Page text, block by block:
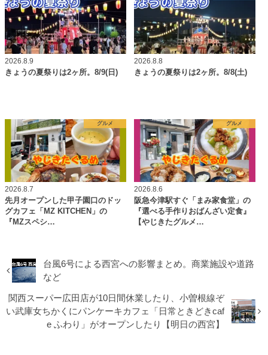
2026.8.9
きょうの夏祭りは2ヶ所。8/9(日)
2026.8.8
きょうの夏祭りは2ヶ所。8/8(土)
グルメ
2026.8.7
先月オープンした甲子園口のドッ
グカフェ「MZ KITCHEN」の
『MZスペシ…
グルメ
2026.8.6
阪急今津駅すぐ「まみ家食堂」の
『選べる手作りおばんざい定食』
【やじきたグルメ…
台風6号による西宮への影響まとめ。商業施設や道路
など
関西スーパー広田店が10日間休業したり、小曽根線ぞ
い武庫女ちかくにパンケーキカフェ「日常ときどきcaf
e ふわり」がオープンしたり【明日の西宮】